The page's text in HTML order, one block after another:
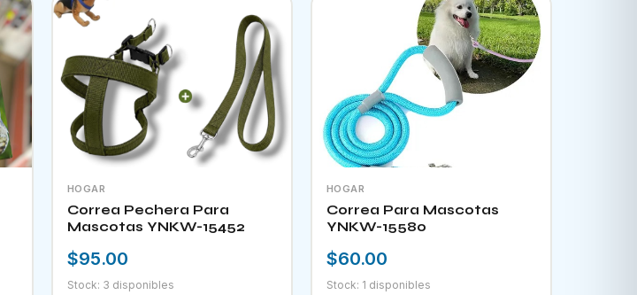
HOGAR
Correa Pechera Para
Mascotas YNKW-15452
$95.00
Stock: 3 disponibles
HOGAR
Correa Para Mascotas
YNKW-15580
$60.00
Stock: 1 disponibles